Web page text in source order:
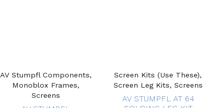
AV Stumpfl Components,
Monoblox Frames,
Screens
Screen Kits (Use These),
Screen Leg Kits, Screens
AV STUMPFL AT 64